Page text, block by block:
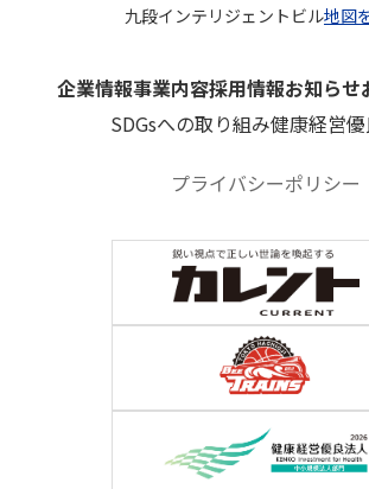
九段インテリジェントビル地図
企業情報事業内容採用情報お知らせ
SDGsへの取り組み健康経営
プライバシーポリシー